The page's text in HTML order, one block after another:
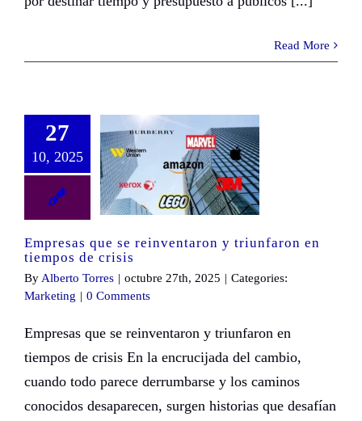
Read More
27
10, 2025
Empresas que se reinventaron y triunfaron en
tiempos de crisis
By Alberto Torres | octubre 27th, 2025 | Categories:
Marketing | 0 Comments
Empresas que se reinventaron y triunfaron en
tiempos de crisis En la encrucijada del cambio,
cuando todo parece derrumbarse y los caminos
conocidos desaparecen, surgen historias que desafían